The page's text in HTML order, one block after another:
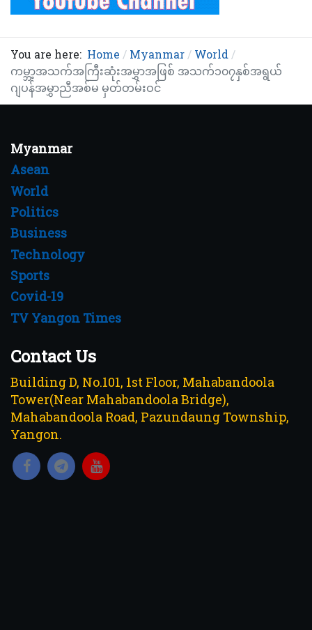
You are here: Home Myanmar
World
ကမ္ဘာ့အသက်အကြီးဆုံးအမွှာအဖြစ် အသက်၁၀၇နှစ်အရွယ်
ဂျပန်အမွှာညီအစ်မ မှတ်တမ်းဝင်
Myanmar
Asean
World
Politics
Business
Technology
Sports
Covid-19
TV Yangon Times
Contact Us
Building D, No.101, 1st Floor, Mahabandoola
Tower(Near Mahabandoola Bridge),
Mahabandoola Road, Pazundaung Township,
Yangon.